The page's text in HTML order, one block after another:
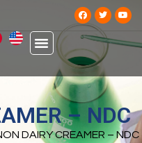
– NDC
DAIRY CREAMER – NDC